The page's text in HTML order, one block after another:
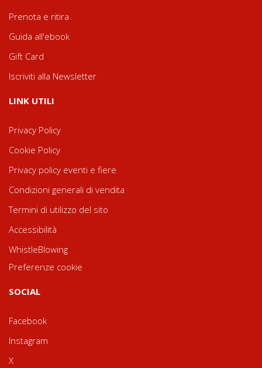
Prenota e ritira
Guida all'ebook
Gift Card
Iscriviti alla Newsletter
LINK UTILI
Privacy Policy
Cookie Policy
Privacy policy eventi e fiere
Condizioni generali di vendita
Termini di utilizzo del sito
Accessibilità
WhistleBlowing
Preferenze cookie
SOCIAL
Facebook
Instagram
X